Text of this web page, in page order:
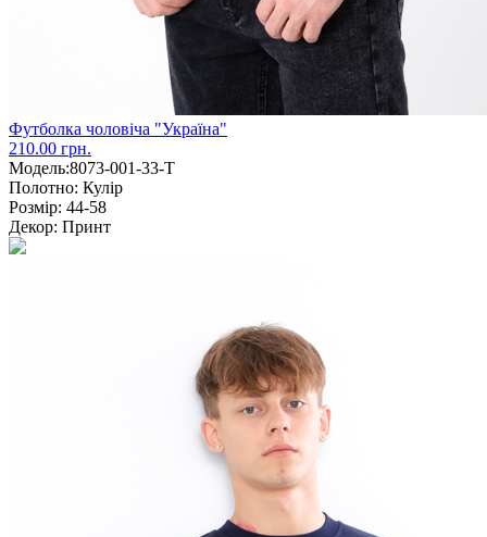
Футболка чоловіча "Україна"
210.00 грн.
Модель:8073-001-33-Т
Полотно: Кулір
Розмір: 44-58
Декор: Принт